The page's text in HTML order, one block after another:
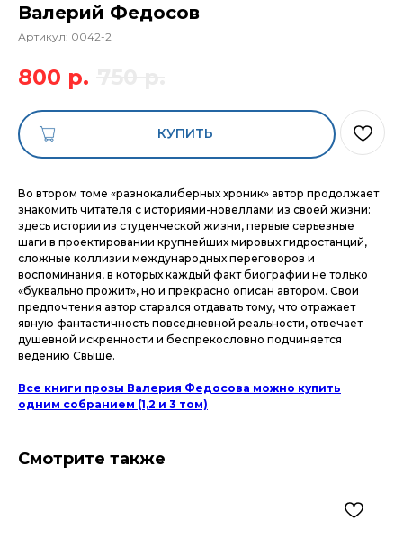
Валерий Федосов
Артикул: 0042-2
800 р.
КУПИТЬ
Во втором томе «разнокалиберных хроник» автор продолжает
знакомить читателя с историями-новеллами из своей жизни:
здесь истории из студенческой жизни, первые серьезные
шаги в проектировании крупнейших мировых гидростанций,
сложные коллизии международных переговоров и
воспоминания, в которых каждый факт биографии не только
«буквально прожит», но и прекрасно описан автором. Свои
предпочтения автор старался отдавать тому, что отражает
явную фантастичность повседневной реальности, отвечает
душевной искренности и беспрекословно подчиняется
ведению Свыше.
Все книги прозы Валерия Федосова можно купить
одним собранием (1,2 и 3 том)
Смотрите также